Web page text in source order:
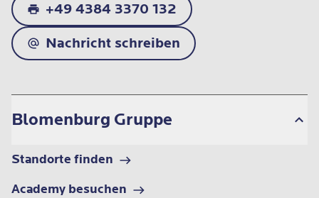
+49 4384 3370 132
Nachricht schreiben
Blomenburg Gruppe
Standorte finden
Academy besuchen